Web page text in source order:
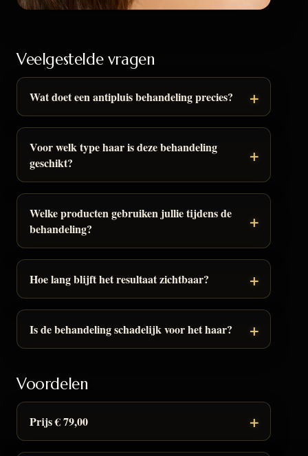
Veelgestelde vragen
Wat doet een antipluis behandeling precies?
Voor welk type haar is deze behandeling
geschikt?
Welke producten gebruiken jullie tijdens de
behandeling?
Hoe lang blijft het resultaat zichtbaar?
Is de behandeling schadelijk voor het haar?
Voordelen
Prijs € 79,00